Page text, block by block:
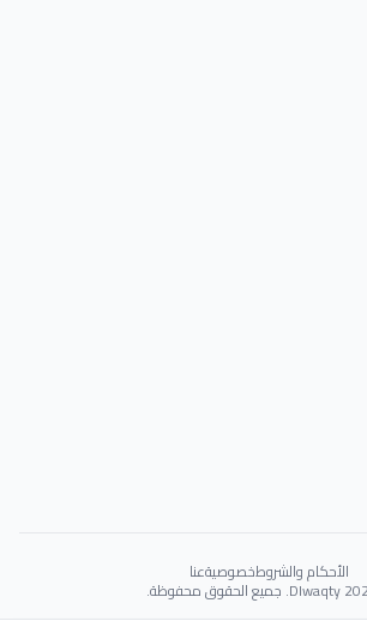
الأحكام والشروطخصوصيةعنا